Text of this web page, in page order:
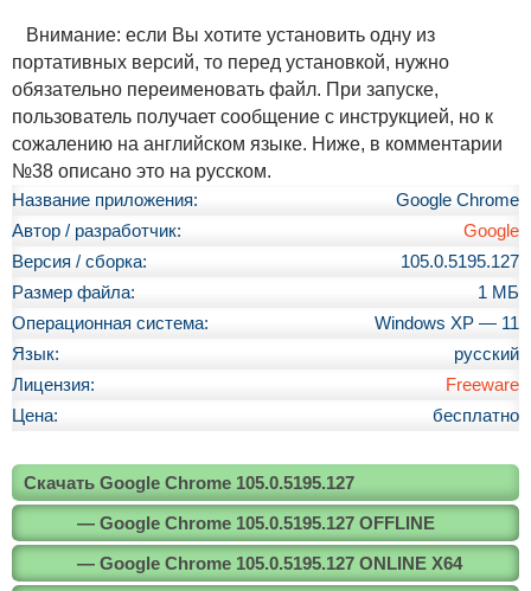
Внимание: если Вы хотите установить одну из
портативных версий, то перед установкой, нужно
обязательно переименовать файл. При запуске,
пользователь получает сообщение с инструкцией, но к
сожалению на английском языке. Ниже, в комментарии
№38 описано это на русском.
Название приложения:
Google Chrome
Автор / разработчик:
Google
Версия / сборка:
105.0.5195.127
Размер файла:
1 МБ
Операционная система:
Windows XP — 11
Язык:
русский
Лицензия:
Freeware
Цена:
бесплатно
Скачать Google Chrome 105.0.5195.127
— Google Chrome 105.0.5195.127 OFFLINE
— Google Chrome 105.0.5195.127 ONLINE X64